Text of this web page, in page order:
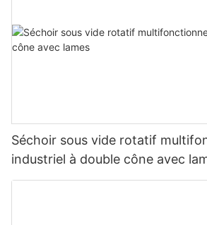
Séchoir sous vide rotatif
industriel à double cône avec